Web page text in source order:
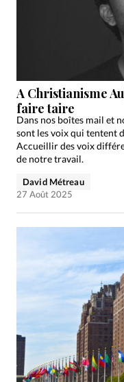
A Christianisme
faire taire
Dans nos boîtes mail et
sont les voix qui tentent
Accueillir des voix
de notre travail.
David Métreau
27 Août 2025